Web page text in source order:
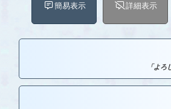
簡易表示 詳細表示
「よろ